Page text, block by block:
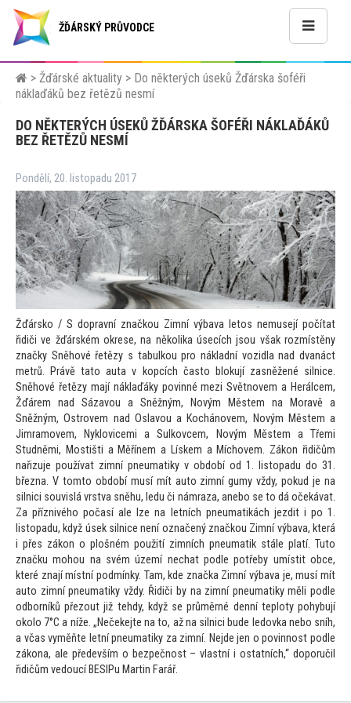
ŽĎÁRSKÝ PRŮVODCE
> Žďárské aktuality > Do některých úseků Žďárska šoféři
náklaďáků bez řetězů nesmí
DO NĚKTERÝCH ÚSEKŮ ŽĎÁRSKA ŠOFÉŘI NÁKLAĎÁKŮ
BEZ ŘETĚZŮ NESMÍ
Pondělí, 20. listopadu 2017
Žďársko / S dopravní značkou Zimní výbava letos nemusejí počítat
řidiči ve žďárském okrese, na několika úsecích jsou však rozmístěny
značky Sněhové řetězy s tabulkou pro nákladní vozidla nad dvanáct
metrů. Právě tato auta v kopcích často blokují zasněžené silnice.
Sněhové řetězy mají náklaďáky povinné mezi Světnovem a Herálcem,
Žďárem nad Sázavou a Sněžným, Novým Městem na Moravě a
Sněžným, Ostrovem nad Oslavou a Kochánovem, Novým Městem a
Jimramovem, Nyklovicemi a Sulkovcem, Novým Městem a Třemi
Studněmi, Mostišti a Měřínem a Lískem a Míchovem. Zákon řidičům
nařizuje používat zimní pneumatiky v období od 1. listopadu do 31.
března. V tomto období musí mít auto zimní gumy vždy, pokud je na
silnici souvislá vrstva sněhu, ledu či námraza, anebo se to dá očekávat.
Za příznivého počasí ale lze na letních pneumatikách jezdit i po 1.
listopadu, když úsek silnice není označený značkou Zimní výbava, která
i přes zákon o plošném použití zimních pneumatik stále platí. Tuto
značku mohou na svém území nechat podle potřeby umístit obce,
které znají místní podmínky. Tam, kde značka Zimní výbava je, musí mít
auto zimní pneumatiky vždy. Řidiči by na zimní pneumatiky měli podle
odborníků přezout již tehdy, když se průměrné denní teploty pohybují
okolo 7°C a níže. „Nečekejte nato, až na silnici bude ledovka nebo sníh,
a včas vyměňte letní pneumatiky za zimní. Nejde jen o povinnost podle
zákona, ale především o bezpečnost – vlastní i ostatních,“ doporučil
řidičům vedoucí BESIPu Martin Farář.